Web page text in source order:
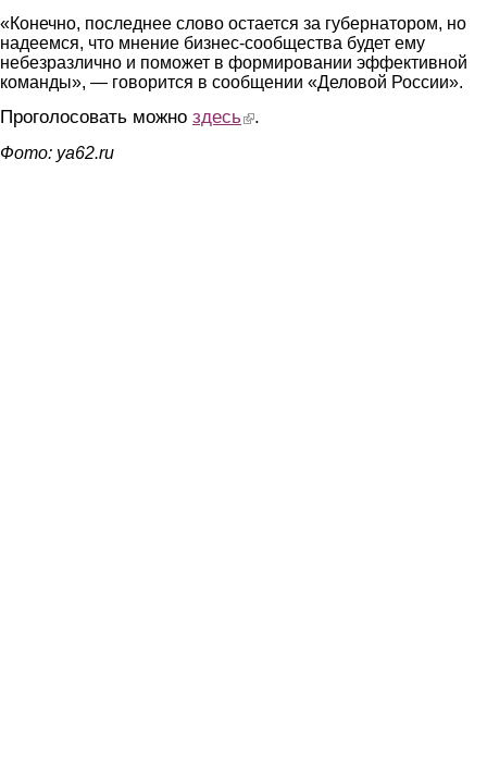
«Конечно, последнее слово остается за губернатором, но
надеемся, что мнение бизнес-сообщества будет ему
небезразлично и поможет в формировании эффективной
команды», — говорится в сообщении «Деловой России».
Проголосовать можно здесь (link is external)
.
Фото: ya62.ru